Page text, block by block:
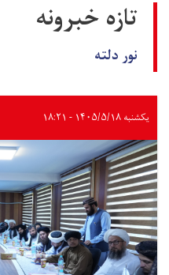
تازه خبرونه
نور دلته
یکشنبه ۱۴۰۵/۵/۱۸ - ۱۸:۲۱